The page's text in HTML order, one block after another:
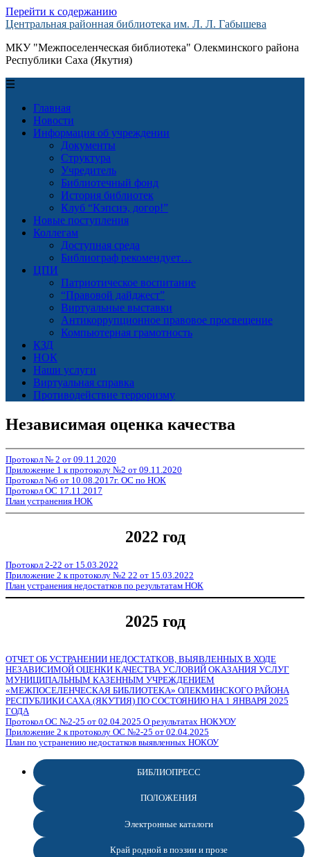
Перейти к содержанию
Центральная районная библиотека им. Л. Л. Габышева
МКУ "Межпоселенческая библиотека" Олекминского района
Республики Саха (Якутия)
☰
Главная
Новости
Информация об учреждении
Документы
Структура
Учредитель
Библиотечный фонд
История библиотек
Клуб “Кэпсиэ, догор!”
Новые поступления
Коллегам
Доступная среда
Библиограф рекомендует…
ЦПИ
Патриотическое воспитание
“Правовой дайджест”
Виртуальные выставки
Антикоррупционное правовое просвещение
Компьютерная грамотность
КЗД
НОК
Наши услуги
Виртуальная справка
Противодействие терроризму
Независимая оценка качества
Протокол № 2 от 09.11.2020
Приложение 1 к протоколу №2 от 09.11.2020
Протокол №6 от 10.08.2017г. ОС по НОК
Протокол ОС 17.11.2017
План устранения НОК
2022 год
Протокол 2-22 от 15.03.2022
Приложение 2 к протоколу №2 22 от 15.03.2022
План устранения недостатков по результатам НОК
2025 год
ОТЧЕТ ОБ УСТРАНЕНИИ НЕДОСТАТКОВ, ВЫЯВЛЕННЫХ В ХОДЕ
НЕЗАВИСИМОЙ ОЦЕНКИ КАЧЕСТВА УСЛОВИЙ ОКАЗАНИЯ УСЛУГ
МУНИЦИПАЛЬНЫМ КАЗЕННЫМ УЧРЕЖДЕНИЕМ
«МЕЖПОСЕЛЕНЧЕСКАЯ БИБЛИОТЕКА» ОЛЕКМИНСКОГО РАЙОНА
РЕСПУБЛИКИ САХА (ЯКУТИЯ) ПО СОСТОЯНИЮ НА 1 ЯНВАРЯ 2025
ГОДА
Протокол ОС №2-25 от 02.04.2025 О результатах НОКУОУ
Приложение 2 к протоколу ОС №2-25 от 02.04.2025
План по устранению недостатков выявленных НОКОУ
БИБЛИОПРЕСС
ПОЛОЖЕНИЯ
Электронные каталоги
Край родной в поэзии и прозе